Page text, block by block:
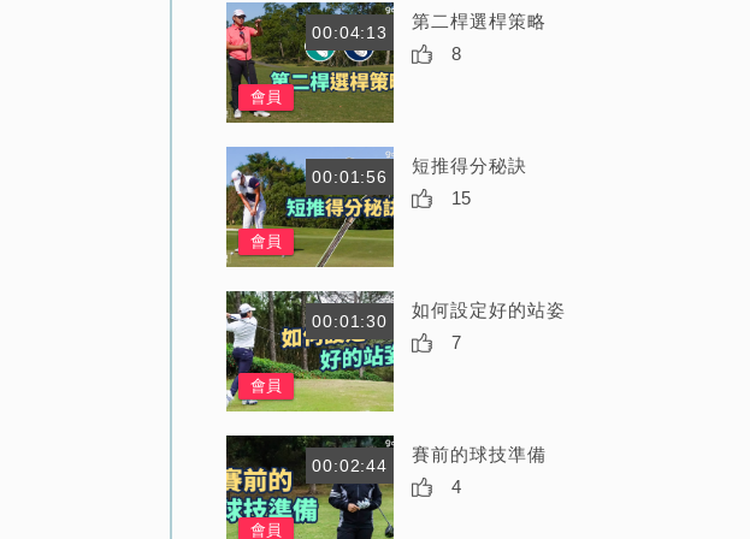
00:04:13
會員
第二桿選桿策略
8
00:01:56
會員
短推得分秘訣
15
00:01:30
會員
如何設定好的站姿
7
00:02:44
會員
賽前的球技準備
4